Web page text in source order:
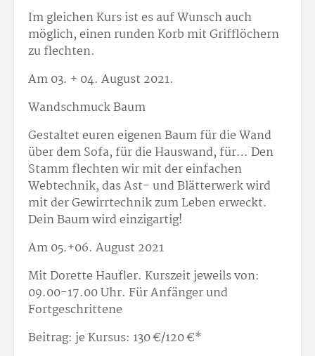
Im gleichen Kurs ist es auf Wunsch auch
möglich, einen runden Korb mit Grifflöchern
zu flechten.
Am 03. + 04. August 2021.
Wandschmuck Baum
Gestaltet euren eigenen Baum für die Wand
über dem Sofa, für die Hauswand, für… Den
Stamm flechten wir mit der einfachen
Webtechnik, das Ast- und Blätterwerk wird
mit der Gewirrtechnik zum Leben erweckt.
Dein Baum wird einzigartig!
Am 05.+06. August 2021
Mit Dorette Haufler. Kurszeit jeweils von:
09.00-17.00 Uhr. Für Anfänger und
Fortgeschrittene
Beitrag: je Kursus: 130 €/120 €*